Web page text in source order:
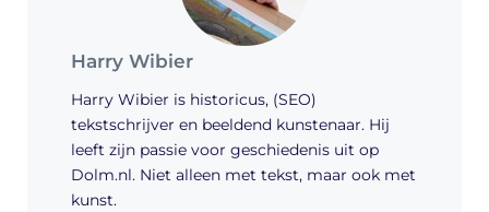
Harry Wibier
Harry Wibier is historicus, (SEO)
tekstschrijver en beeldend kunstenaar. Hij
leeft zijn passie voor geschiedenis uit op
Dolm.nl. Niet alleen met tekst, maar ook met
kunst.